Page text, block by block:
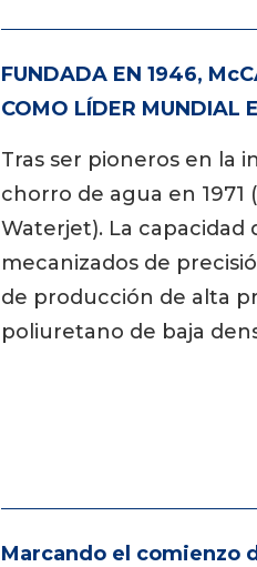
FUNDADA EN 1946,
COMO LÍDER MUNDIAL
Tras ser pioneros en la
chorro de agua en 1971
Waterjet). La capacidad
mecanizados de
de producción de alta
poliuretano de baja
Marcando el comienzo